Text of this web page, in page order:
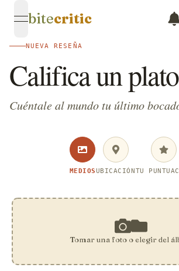
open navigation menu
bitecritic
NUEVA RESEÑA
Califica un plato
Cuéntale al mundo tu último
MEDIOSUBICACIÓNTU
Tomar una foto o elegir del